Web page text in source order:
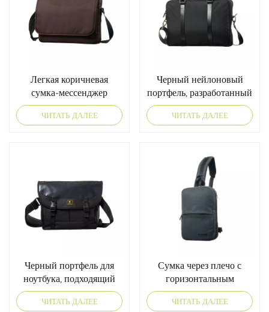
Легкая коричневая
сумка-мессенджер
ЧИТАТЬ ДАЛЕЕ
Черный нейлоновый
портфель, разработанный
для современного
делового стиля.
ЧИТАТЬ ДАЛЕЕ
Черный портфель для
ноутбука, подходящий
для езды на велосипеде,
со стабилизирующим
ЧИТАТЬ ДАЛЕЕ
Сумка через плечо с
горизонтальным
открыванием
ЧИТАТЬ ДАЛЕЕ